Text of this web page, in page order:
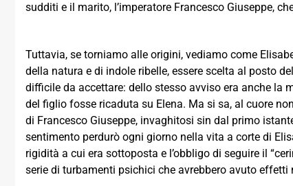
sudditi e il marito, l’imperatore Francesco Giuseppe,
Tuttavia, se torniamo alle origini, vediamo come
della natura e di indole ribelle, essere scelta al posto
difficile da accettare: dello stesso avviso era anche la
del figlio fosse ricaduta su Elena. Ma si sa, al cuore
di Francesco Giuseppe, invaghitosi sin dal primo
sentimento perdurò ogni giorno nella vita a corte di
rigidità a cui era sottoposta e l’obbligo di seguire il
serie di turbamenti psichici che avrebbero avuto